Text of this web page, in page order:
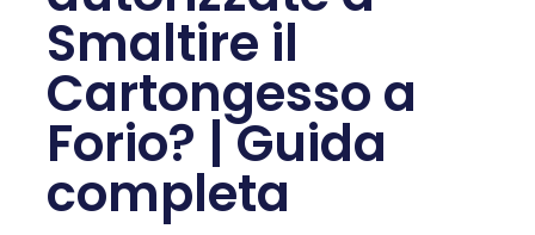
Smaltire il
Cartongesso a
Forio? | Guida
completa